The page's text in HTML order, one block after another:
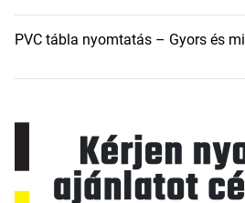
PVC tábla nyomtatás – Gyors és